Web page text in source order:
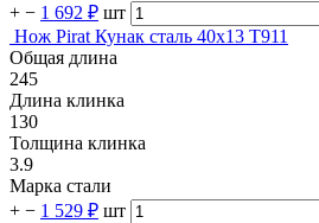
+ − 1 692 ₽ шт
Нож Pirat Кунак сталь 40х13 T911
Общая длина
245
Длина клинка
130
Толщина клинка
3.9
Марка стали
+ − 1 529 ₽ шт